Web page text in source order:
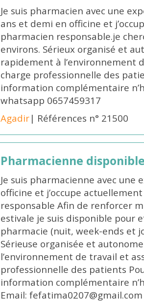
Je suis pharmacien avec une
ans et demi en officine et
pharmacien responsable.je
environs. Sérieux organisé et
rapidement à l’environnement
charge professionnelle des
information complémentaire
whatsapp 0657459317
Agadir| Références n° 21500
Pharmacienne
Je suis pharmacienne avec
officine et j’occupe
responsable Afin de renforcer
estivale je suis disponible pour
pharmacie (nuit, week-ends et
Sérieuse organisée et
l’environnement de travail et
professionnelle des patients
information complémentaire
Email: fefatima0207@gmail.com